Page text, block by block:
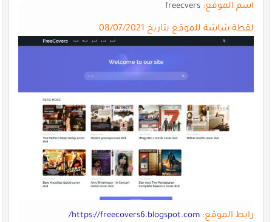
اسم الموقع:freecvers
لقطة شاشة للموقع بتاريخ 08/07/2021
رابط الموقع: https://freecovers6.blogspot.com/